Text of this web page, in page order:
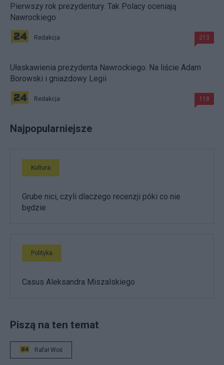
Pierwszy rok prezydentury. Tak Polacy oceniają
Nawrockiego
Redakcja 213
Ułaskawienia prezydenta Nawrockiego. Na liście Adam
Borowski i gniazdowy Legii
Redakcja 118
Najpopularniejsze
Kultura
Grube nici, czyli dlaczego recenzji póki co nie
będzie
Polityka
Casus Aleksandra Miszalskiego
Piszą na ten temat
Rafał Woś